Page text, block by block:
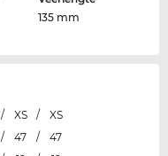
135 mm
/ XS /
XS
/ 47 /
47